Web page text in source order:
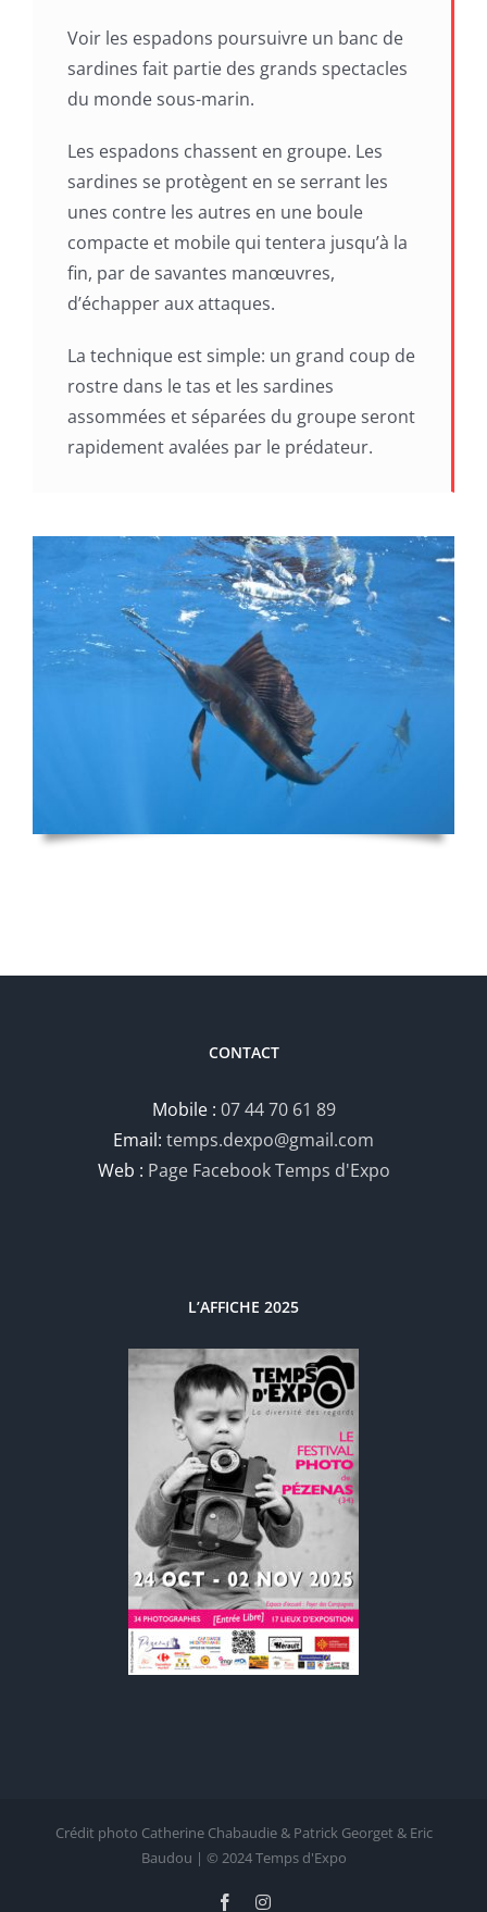
Voir les espadons poursuivre un banc de
sardines fait partie des grands spectacles
du monde sous-marin.
Les espadons chassent en groupe. Les
sardines se protègent en se serrant les
unes contre les autres en une boule
compacte et mobile qui tentera jusqu’à la
fin, par de savantes manœuvres,
d’échapper aux attaques.
La technique est simple: un grand coup de
rostre dans le tas et les sardines
assommées et séparées du groupe seront
rapidement avalées par le prédateur.
CONTACT
Mobile : 07 44 70 61 89
Email: temps.dexpo@gmail.com
Web : Page Facebook Temps d'Expo
L’AFFICHE 2025
Crédit photo Catherine Chabaudie & Patrick Georget & Eric
Baudou | © 2024 Temps d'Expo
FacebookInstagram